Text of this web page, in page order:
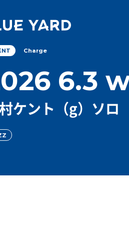
Charge
6.3
ケント（g）ソロ